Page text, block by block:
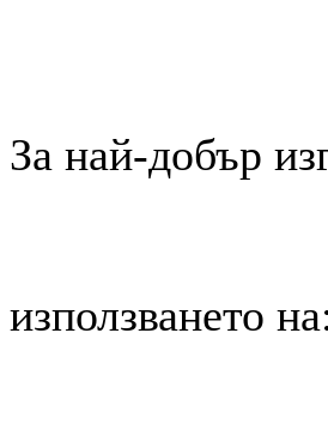
За най-добър
използването